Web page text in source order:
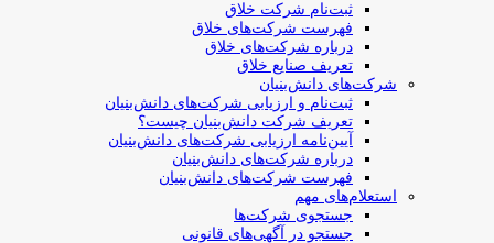
ثبت‌نام شرکت خلاق
فهرست شرکت‌های خلاق
درباره شرکت‌های خلاق
تعریف صنایع خلاق
شرکت‌های دانش‌بنیان
ثبت‌نام و ارزیابی شرکت‌های دانش‌بنیان
تعریف شرکت دانش‌بنیان چیست؟
آیین‌نامه ارزیابی شرکت‌های دانش‌بنیان
درباره شرکت‌های دانش‌بنیان
فهرست شرکت‌های دانش‌بنیان
استعلام‌های مهم
جستجوی شرکت‌ها
جستجو در آگهی‌های قانونی